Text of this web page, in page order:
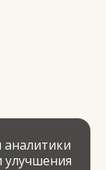
аналитики